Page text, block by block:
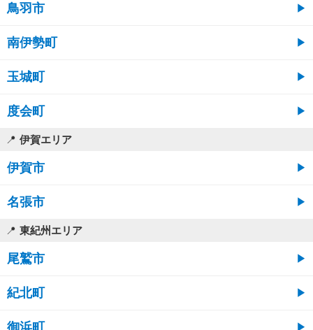
鳥羽市
南伊勢町
玉城町
度会町
伊賀エリア
伊賀市
名張市
東紀州エリア
尾鷲市
紀北町
御浜町